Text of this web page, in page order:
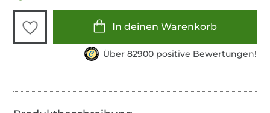
In deinen Warenkorb
Über 82900 positive Bewertungen!